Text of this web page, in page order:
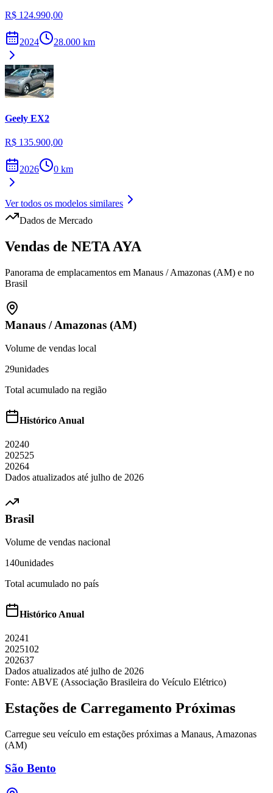
R$ 124.990,00
2024 28.000 km
Geely EX2
R$ 135.900,00
2026 0 km
Ver todos os modelos similares
Dados de Mercado
Vendas de NETA AYA
Panorama de emplacamentos em Manaus / Amazonas (AM) e no
Brasil
Manaus /Amazonas (AM)
Volume de vendas local
29unidades
Total acumulado na região
Histórico Anual
20240
202525
20264
Dados atualizados até julho de 2026
Brasil
Volume de vendas nacional
140unidades
Total acumulado no país
Histórico Anual
20241
2025102
202637
Dados atualizados até julho de 2026
Fonte: ABVE (Associação Brasileira do Veículo Elétrico)
Estações de Carregamento Próximas
Carregue seu veículo em estações próximas a Manaus, Amazonas
(AM)
São Bento